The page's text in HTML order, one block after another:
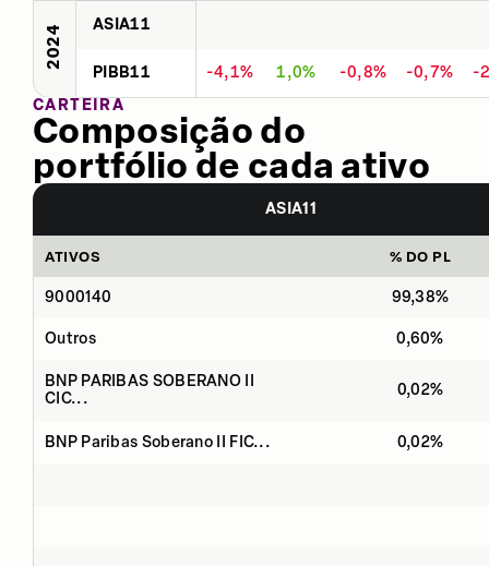
2024 ASIA11
PIBB11 -4,1% 1,0% -0,8% -0,7%
-
CARTEIRA
Composição do
portfólio de cada ativo
ASIA11
ATIVOS % DO PL
9000140 99,38%
Outros 0,60%
BNP PARIBAS SOBERANO II
CIC...
0,02%
BNP Paribas Soberano II FIC... 0,02%